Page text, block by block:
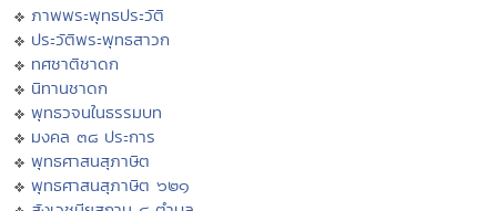
ภาพพระพุทธประวัติ
ประวัติพระพุทธสาวก
ทศชาติชาดก
นิทานชาดก
พุทธวจนในธรรมบท
มงคล ๓๘ ประการ
พุทธศาสนสุภาษิต
พุทธศาสนสุภาษิต ๖๒๑